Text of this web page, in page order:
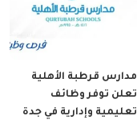
مدارس قرطبة الأهلية
تعلن توفر وظائف
تعليمية وإدارية في جدة